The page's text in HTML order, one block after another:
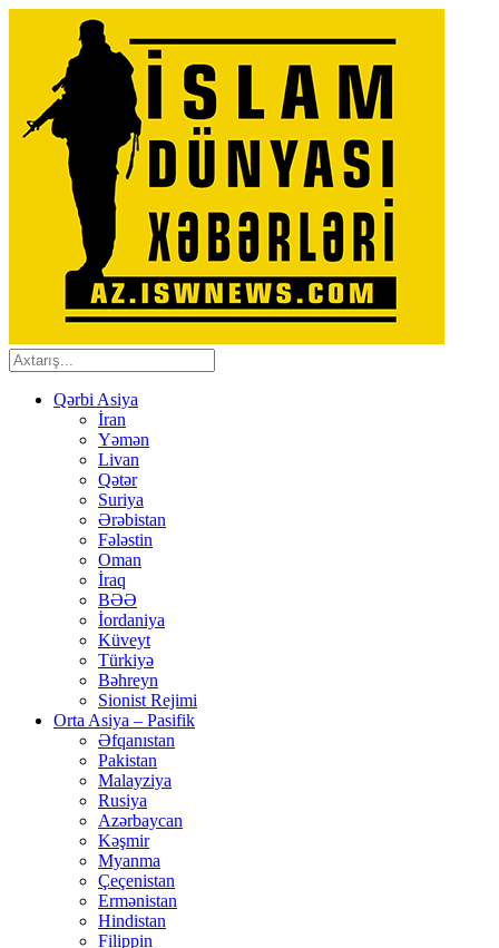
Qərbi Asiya
İran
Yəmən
Livan
Qətər
Suriya
Ərəbistan
Fələstin
Oman
İraq
BƏƏ
İordaniya
Küveyt
Türkiyə
Bəhreyn
Sionist Rejimi
Orta Asiya – Pasifik
Əfqanıstan
Pakistan
Malayziya
Rusiya
Azərbaycan
Kəşmir
Myanma
Çeçenistan
Ermənistan
Hindistan
Filippin